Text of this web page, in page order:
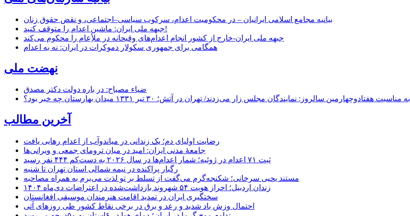
بیانیه مجامع اسلامی ایرانیان – در محکومیت اعدام، سرکوب سیاسی–اجتماعی، و نقض حقوق زنان
جبهه ملی ایران: ماشین اعدام را متوقف کنید!
جبهه ملی ایران-خارج از کشور انجام اعدام‌های وقیحانه در ملأِعام را محکوم می‌کند
همگامی برای جمهوری سکولار دموکرات در ایران: نه به اعدام
نهضت ملی
ضیاء مصباح: در باره دولت دکتر مصدق
به مناسبت هفتادوچهارمین سالروز: نمایندگان مجلس زار می‌زدند/ تهران در آتش؛ ۳۰ تیر ۱۳۳۱ میدان بهارستان چه خبر بود؟
آخرین مطالب
رضایت اولیای دم؛ یک زندانی در میاندوآب از اعدام رهایی یافت
جامعهٔ مدنی ایران: امید در میان ترومای جمعی و ویرانی‌ها
ثبت ۷۱ اعدام در ژوئیه؛ شمار اعدام‌ها در سال ۲۰۲۶ به دست‌کم ۴۴۴ نفر رسید
رگبار پراکنده در نیمه شمالی استان تهران تا شنبه
مستند یحیی سرخانی؛ شکنجه‌گرم می‌گفت از تسلط بر تو لذت می‌برم به همراه مصاحبه
زندان اردبیل؛ احراز هویت ۵۴ شهروند بازداشت‌شده در اعتراضات دی‌ماه ۱۴۰۴
سختگیری ایران در تمدید اقامت هنرمندان موسیقی افغانستان
احتمال وزش باد شدید و رعد و برق در برخی نقاط کشور طی روزهای آتی